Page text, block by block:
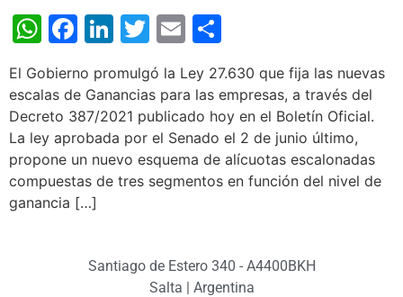
WhatsApp
Facebook
LinkedIn
Twitter
Email
El Gobierno promulgó la Ley 27.630 que fija las nuevas
escalas de Ganancias para las empresas, a través del
Decreto 387/2021 publicado hoy en el Boletín Oficial.
La ley aprobada por el Senado el 2 de junio último,
propone un nuevo esquema de alícuotas escalonadas
compuestas de tres segmentos en función del nivel de
ganancia […]
Santiago de Estero 340 - A4400BKH
Salta | Argentina